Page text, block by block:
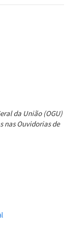
da União (OGU)
nas Ouvidorias de